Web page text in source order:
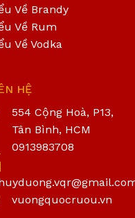
Về Brandy
Về Rum
Về Vodka
HỆ
554 Cộng Hoà, P13,
Tân Bình, HCM
0913983708
vuongquocruou.vn